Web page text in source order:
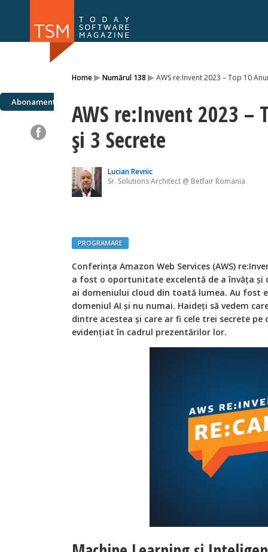
Home▸Numărul 138 ▸AWS re:Invent 2023 – Top 10
Abonamente
AWS re:Invent 2023 –
și 3 Secrete
Lucian Revnic
Sr. Solutions Architect @ Betfair Romania
PROGRAMARE
Conferința Amazon Web Services (AWS)
a fost o oportunitate excelentă de a învăța
ai domeniului cloud din toată lumea. Au fost
domeniul AI și nu numai. Haideți să vedem
dintre acestea și care ar fi cele trei secrete pe
evidențiat în cadrul prezentărilor lor.